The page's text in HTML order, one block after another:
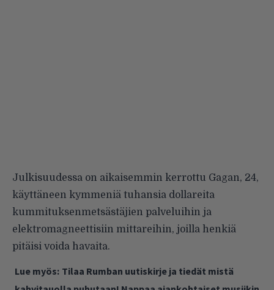
Julkisuudessa on aikaisemmin kerrottu Gagan, 24,
käyttäneen kymmeniä tuhansia dollareita
kummituksenmetsästäjien palveluihin ja
elektromagneettisiin mittareihin, joilla henkiä
pitäisi voida havaita.
Lue myös: Tilaa Rumban uutiskirje ja tiedät mistä